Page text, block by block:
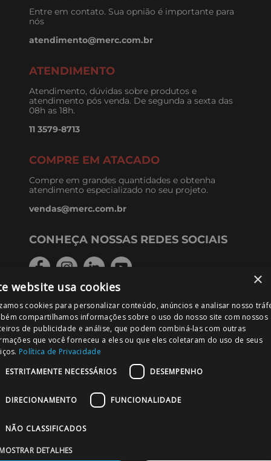
Entre em contato. Sua opnião é importante para
nós
atendimento@merc.com.br
ATENDIMENTO
Atendimento, dúvidas sobre produtos e
atendimento pós venda. De segunda a sexta das
08h as 18h.
11 3579-8713
COMPRE EM ATACADO
Compre em grandes quantidades e obtenha
atendimento especializado no seu projeto.
vendas@merc.com.br
CONHEÇA NOSSAS REDES SOCIAIS
FORMAS DE PAGAMENTO
PODE CONFIAR!
×
website usa cookies
cookies para personalizar conteúdo, anúncios e analisar nosso
compartilhamos informações sobre o uso do nosso site com nossos
de publicidade e análise, que podem combiná-las com outras
que você forneceu a eles ou que eles coletaram do uso de seus
Política de Privacidade
ESTRITAMENTE NECESSÁRIOS
DESEMPENHO
DIRECIONAMENTO FUNCIONALIDADE
NÃO CLASSIFICADOS
DETALHES